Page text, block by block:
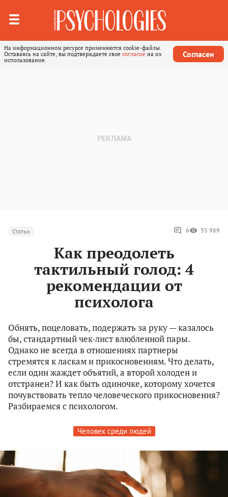
На информационном ресурсе применяются cookie-файлы.
Оставаясь на сайте, вы подтверждаете свое согласие на их
использование.
Согласен
Статьи 6 35 989
Как преодолеть
тактильный голод: 4
рекомендации от
психолога
Обнять, поцеловать, подержать за руку — казалось
бы, стандартный чек-лист влюбленной пары.
Однако не всегда в отношениях партнеры
стремятся к ласкам и прикосновениям. Что делать,
если один жаждет объятий, а второй холоден и
отстранен? И как быть одиночке, которому хочется
почувствовать тепло человеческого прикосновения?
Разбираемся с психологом.
Человек среди людей